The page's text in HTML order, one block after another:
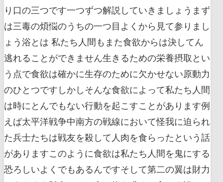
り口の三つです一つずつ解説していきましょうまず
は三毒の煩悩のうちの一つ目よくから見て参りまし
ょう浴とは 私たち人間もまた食欲からは決してん
逃れることができません生きるための栄養摂取とい
う点で食欲は確かに生存のために欠かせない原動力
のひとつですしかしそんな食欲によって私たち人間
は時にとんでもない行動を起こすことがあります例
えば太平洋戦争中南方の戦線において怪我に迫られ
た兵士たちは戦友を殺して人肉を食らったという話
がありますこのように食欲は私たち人間を鬼にする
恐ろしいよくでもあるんですそして第二の翼は財力